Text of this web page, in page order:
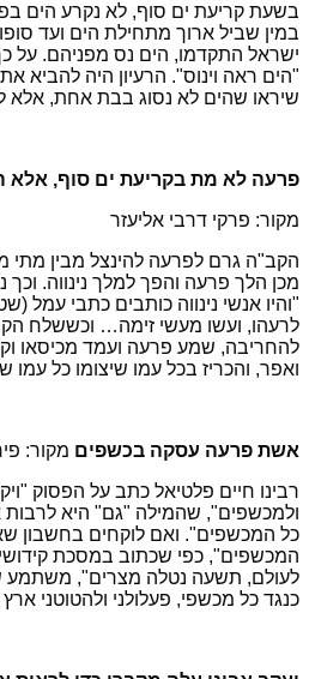
בשעת קריעת ים סוף, לא נקרע הים
במין שביל ארוך מתחילת הים ועד
ישראל התקדמו, הים נס מפניהם. על
"הים ראה וינוס". הרעיון היה להביא
שיראו שהים לא נסוג בבת אחת, אלא
פרעה לא מת בקריעת ים סוף, אלא
מקור: פרקי דרבי אליעזר
הקב"ה גרם לפרעה להינצל מבין מתי
מכן הלך פרעה והפך למלך נינווה. וכך
"והיו אנשי נינווה כותבים כתבי עמל
לרעהו, ועשו מעשי זימה… וכששלח
להחריבה, שמע פרעה ועמד מכיסאו
ואפר, והכריז בכל עמו שיצומו כל עמו
אשת פרעה עסקה בכשפים מקור:
רבינו חיים פלטיאל כתב על הפסוק
ולמכשפים", שהמילה "גם" היא
כל המכשפים". ואם לוקחים בחשבון
המכשפים", כפי שכתוב במסכת
לעולם, תשעה נטלה מצרים",
כנגד כל מכשפי, פעלולני ולהטוטני